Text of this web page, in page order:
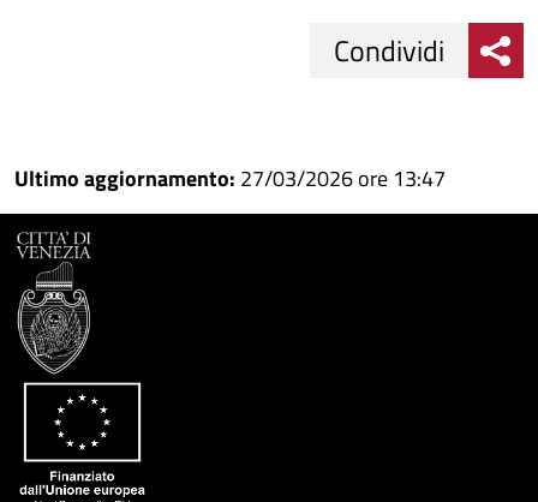
su
Facebook
Condividi
su
Condividi
Condividi
Ultimo aggiornamento: 27/03/2026 ore 13:47